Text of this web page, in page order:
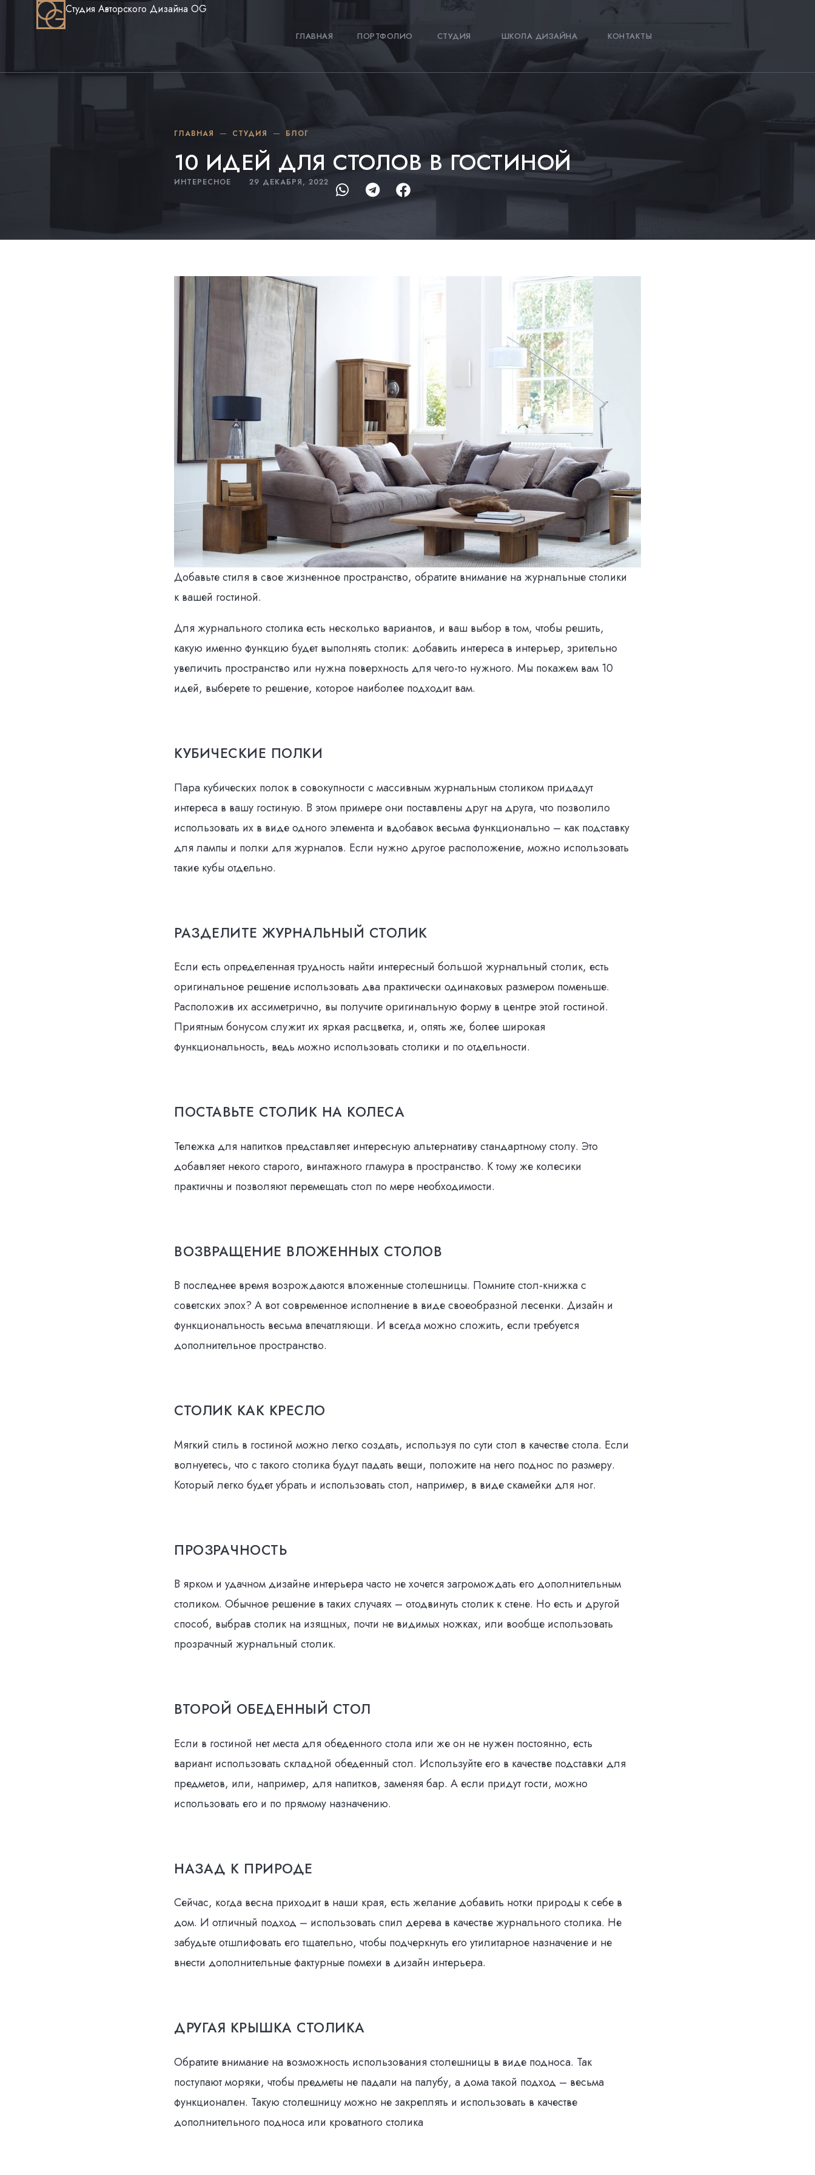
Студия Авторского Дизайна OG
ГЛАВНАЯ ПОРТФОЛИО СТУДИЯ ШКОЛА ДИЗАЙНА КОНТАКТЫ
ГЛАВНАЯ СТУДИЯ БЛОГ
10 ИДЕЙ ДЛЯ СТОЛОВ В ГОСТИНОЙ
ИНТЕРЕСНОЕ 29 ДЕКАБРЯ, 2022
Добавьте стиля в свое жизненное пространство, обратите внимание на журнальные столики
к вашей гостиной.
Для журнального столика есть несколько вариантов, и ваш выбор в том, чтобы решить,
какую именно функцию будет выполнять столик: добавить интереса в интерьер, зрительно
увеличить пространство или нужна поверхность для чего-то нужного. Мы покажем вам 10
идей, выберете то решение, которое наиболее подходит вам.
КУБИЧЕСКИЕ ПОЛКИ
Пара кубических полок в совокупности с массивным журнальным столиком придадут
интереса в вашу гостиную. В этом примере они поставлены друг на друга, что позволило
использовать их в виде одного элемента и вдобавок весьма функционально – как подставку
для лампы и полки для журналов. Если нужно другое расположение, можно использовать
такие кубы отдельно.
РАЗДЕЛИТЕ ЖУРНАЛЬНЫЙ СТОЛИК
Если есть определенная трудность найти интересный большой журнальный столик, есть
оригинальное решение использовать два практически одинаковых размером поменьше.
Расположив их ассиметрично, вы получите оригинальную форму в центре этой гостиной.
Приятным бонусом служит их яркая расцветка, и, опять же, более широкая
функциональность, ведь можно использовать столики и по отдельности.
ПОСТАВЬТЕ СТОЛИК НА КОЛЕСА
Тележка для напитков представляет интересную альтернативу стандартному столу. Это
добавляет некого старого, винтажного гламура в пространство. К тому же колесики
практичны и позволяют перемещать стол по мере необходимости.
ВОЗВРАЩЕНИЕ ВЛОЖЕННЫХ СТОЛОВ
В последнее время возрождаются вложенные столешницы. Помните стол-книжка с
советских эпох? А вот современное исполнение в виде своеобразной лесенки. Дизайн и
функциональность весьма впечатляющи. И всегда можно сложить, если требуется
дополнительное пространство.
СТОЛИК КАК КРЕСЛО
Мягкий стиль в гостиной можно легко создать, используя по сути стол в качестве стола. Если
волнуетесь, что с такого столика будут падать вещи, положите на него поднос по размеру.
Который легко будет убрать и использовать стол, например, в виде скамейки для ног.
ПРОЗРАЧНОСТЬ
В ярком и удачном дизайне интерьера часто не хочется загромождать его дополнительным
столиком. Обычное решение в таких случаях – отодвинуть столик к стене. Но есть и другой
способ, выбрав столик на изящных, почти не видимых ножках, или вообще использовать
прозрачный журнальный столик.
ВТОРОЙ ОБЕДЕННЫЙ СТОЛ
Если в гостиной нет места для обеденного стола или же он не нужен постоянно, есть
вариант использовать складной обеденный стол. Используйте его в качестве подставки для
предметов, или, например, для напитков, заменяя бар. А если придут гости, можно
использовать его и по прямому назначению.
НАЗАД К ПРИРОДЕ
Сейчас, когда весна приходит в наши края, есть желание добавить нотки природы к себе в
дом. И отличный подход – использовать спил дерева в качестве журнального столика. Не
забудьте отшлифовать его тщательно, чтобы подчеркнуть его утилитарное назначение и не
внести дополнительные фактурные помехи в дизайн интерьера.
ДРУГАЯ КРЫШКА СТОЛИКА
Обратите внимание на возможность использования столешницы в виде подноса. Так
поступают моряки, чтобы предметы не падали на палубу, а дома такой подход – весьма
функционален. Такую столешницу можно не закреплять и использовать в качестве
дополнительного подноса или кроватного столика